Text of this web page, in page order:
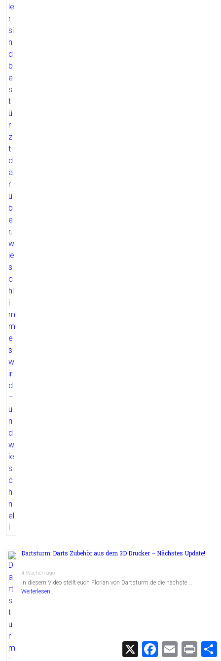
Dartsturm: Darts Zubehör aus dem 3D Drucker – Nächstes Update!
4 Wochen ago
In diesem Video stellt euch Florian von Dartsturm.de die nächste …
Weiterlesen...
X
F
E
m
P